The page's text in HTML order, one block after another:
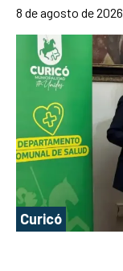
8 de agosto de 2026
Curicó